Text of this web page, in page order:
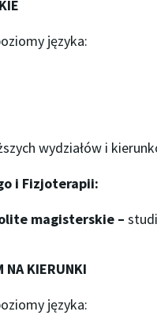
języka:
wydziałów i
i Fizjoterapii:
magisterskie –
NA KIERUNKI
języka: